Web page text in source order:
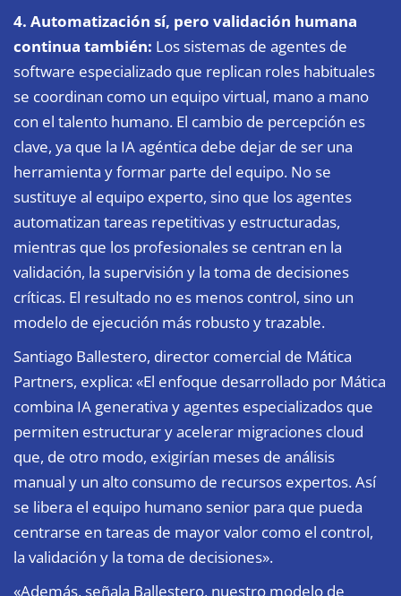
4. Automatización sí, pero validación humana
continua también: Los sistemas de agentes de
software especializado que replican roles habituales
se coordinan como un equipo virtual, mano a mano
con el talento humano. El cambio de percepción es
clave, ya que la IA agéntica debe dejar de ser una
herramienta y formar parte del equipo. No se
sustituye al equipo experto, sino que los agentes
automatizan tareas repetitivas y estructuradas,
mientras que los profesionales se centran en la
validación, la supervisión y la toma de decisiones
críticas. El resultado no es menos control, sino un
modelo de ejecución más robusto y trazable.
Santiago Ballestero, director comercial de Mática
Partners, explica: «El enfoque desarrollado por Mática
combina IA generativa y agentes especializados que
permiten estructurar y acelerar migraciones cloud
que, de otro modo, exigirían meses de análisis
manual y un alto consumo de recursos expertos. Así
se libera el equipo humano senior para que pueda
centrarse en tareas de mayor valor como el control,
la validación y la toma de decisiones».
«Además, señala Ballestero, nuestro modelo de